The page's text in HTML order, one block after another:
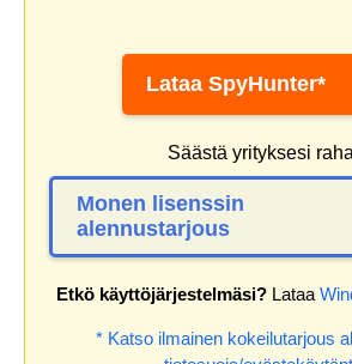
Lataa SpyHunter*
Säästä yrityksesi
Monen lisenssin
alennustarjous
Etkö käyttöjärjestelmäsi? Lataa
* Katso ilmainen kokeilutarjous